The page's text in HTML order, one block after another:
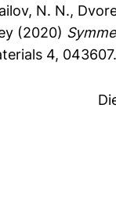
N. N.,
(2020)
4, 043607.